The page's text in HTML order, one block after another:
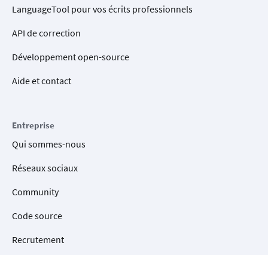
LanguageTool pour vos écrits professionnels
API de correction
Développement open-source
Aide et contact
Entreprise
Qui sommes-nous
Réseaux sociaux
Community
Code source
Recrutement